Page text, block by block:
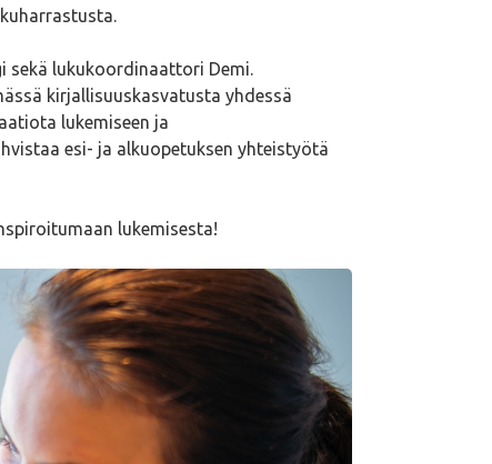
sekä lukukoordinaattori Demi.
kirjallisuuskasvatusta yhdessä
lukemiseen ja
esi- ja alkuopetuksen yhteistyötä
lukemisesta!